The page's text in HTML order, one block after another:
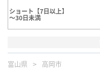
ショート【7日以上】
～30日未満
富山県 高岡市